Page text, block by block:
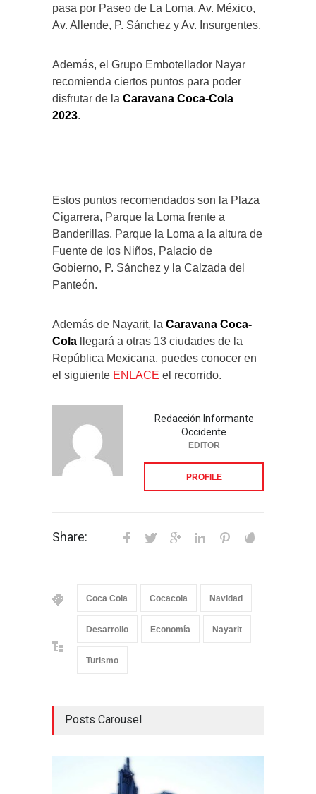
pasa por Paseo de La Loma, Av. México,
Av. Allende, P. Sánchez y Av. Insurgentes.
Además, el Grupo Embotellador Nayar
recomienda ciertos puntos para poder
disfrutar de la Caravana Coca-Cola
2023.
Estos puntos recomendados son la Plaza
Cigarrera, Parque la Loma frente a
Banderillas, Parque la Loma a la altura de
Fuente de los Niños, Palacio de
Gobierno, P. Sánchez y la Calzada del
Panteón.
Además de Nayarit, la Caravana Coca-
Cola llegará a otras 13 ciudades de la
República Mexicana, puedes conocer en
el siguiente ENLACE el recorrido.
Redacción Informante
Occidente
EDITOR
PROFILE
Share:
Coca Cola Cocacola Navidad
Desarrollo Economía Nayarit
Turismo
Posts Carousel